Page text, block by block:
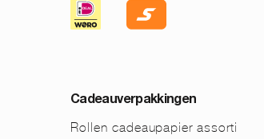
Cadeauverpakkingen
Rollen cadeaupapier assorti